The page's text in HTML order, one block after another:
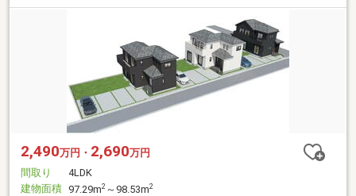
2,490万円・ 2,690万円
間取り
4LDK
建物面積 97.29m2 ～98.53m2